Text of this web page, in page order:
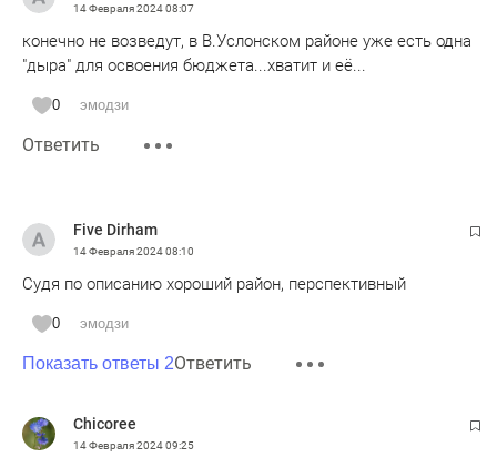
14 Февраля 202408:07
конечно не возведут, в В.Услонском районе уже есть одна
"дыра" для освоения бюджета...хватит и её...
0 эмодзи
Ответить
Five Dirham
14 Февраля 202408:10
Судя по описанию хороший район, перспективный
0 эмодзи
Показать ответы 2Ответить
Chicoree
14 Февраля 202409:25